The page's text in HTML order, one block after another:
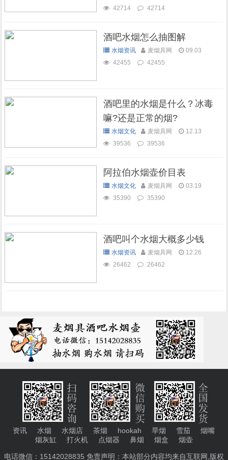
42714
42714
酒吧水烟怎么抽图解
水烟资讯 麦烟具网
09.03
42455
42455
酒吧里的水烟是什么？冰毒
嘛?还是正常的烟?
水烟文化 麦烟具网
12.13
39536
39536
阿拉伯水烟壶价目表
水烟文化 麦烟具网
03.19
35390
35390
酒吧叫个水烟大概多少钱
水烟资讯 麦烟具网
12.26
26462
26462
资讯 水烟 水烟店 茶烟 hookah 旱烟 雪茄
烟嘴
烟灰缸
打火机 点烟器 鼻烟 烟盒 烟壶
电话微信：15142028835 免责声明：本站部分内容均来自互联网,版权